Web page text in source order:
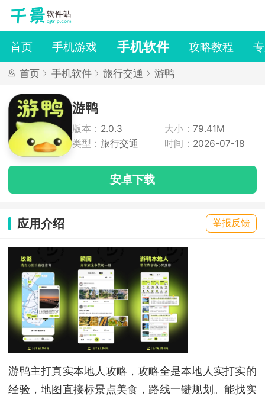
首页 手机游戏 手机软件 攻略教程
首页 手机软件 旅行交通 游鸭
游鸭
版本： 2.0.3 大小： 79.41M
类型： 旅行交通 时间： 2026-07-18
安卓下载
应用介绍 举报反馈
游鸭主打真实本地人攻略，攻略全是本地人实打实的
经验，地图直接标景点美食，路线一键规划。能找实